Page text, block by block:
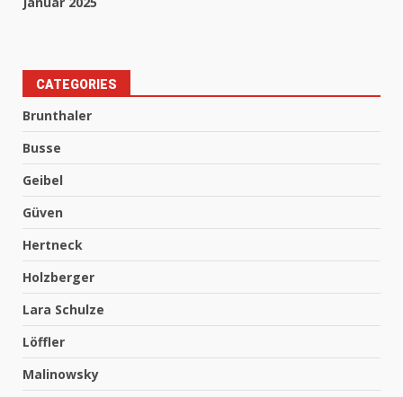
CATEGORIES
Brunthaler
Busse
Geibel
Güven
Hertneck
Holzberger
Lara Schulze
Löffler
Malinowsky